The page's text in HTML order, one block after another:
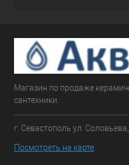
Магазин по продаже
сантехники.
г. Севастополь ул.
Посмотреть на карте